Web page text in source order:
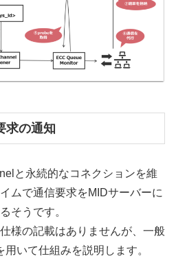
求の通知
と永続的なコネクションを維
ムで通信要求をMIDサーバーに
そうです。
様の記載はありませんが、一般
いて仕組みを説明します。